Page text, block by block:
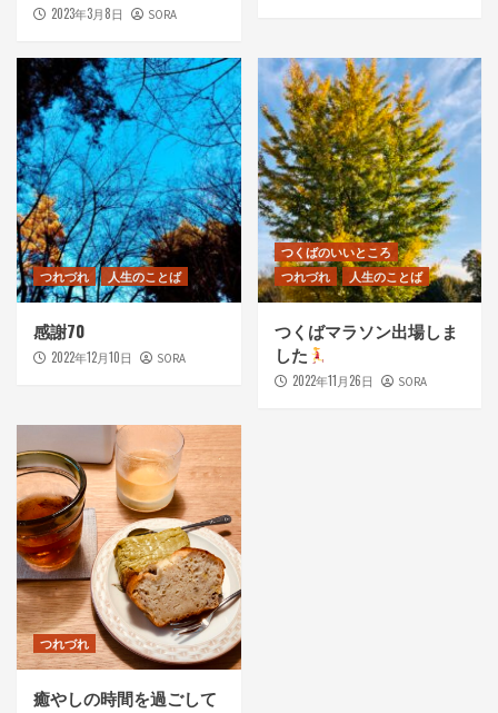
2023年3月8日 SORA
つれづれ 人生のことば
感謝70
2022年12月10日 SORA
つくばのいいところ
つれづれ
人生のことば
つくばマラソン出場しま
した
2022年11月26日 SORA
つれづれ
癒やしの時間を過ごして